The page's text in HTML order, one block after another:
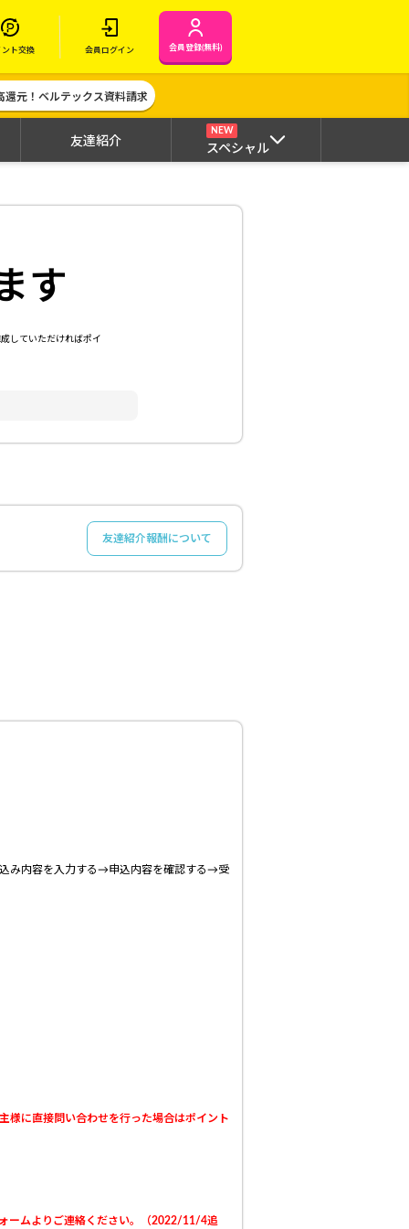
ント交換 会員ログイン 会員登録(無料)
還元！ベルテックス資料請求
友達紹介
NEW
スペシャル
す
していただければポイ
友達紹介報酬について
み内容を入力する→申込内容を確認する→受
様に直接問い合わせを行った場合はポイント
ームよりご連絡ください。（2022/11/4追